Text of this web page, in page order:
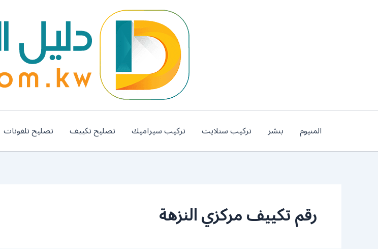
المنيوم بنشر تركيب ستلايت تركيب سيراميك تصليح تكييف تصليح تلفونات
رقم تكييف مركزي النزهة